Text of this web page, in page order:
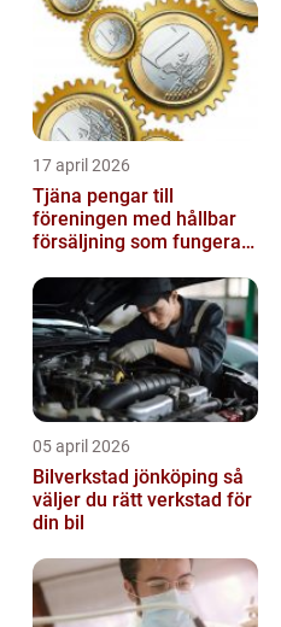
17 april 2026
Tjäna pengar till
föreningen med hållbar
försäljning som fungerar
05 april 2026
Bilverkstad jönköping så
väljer du rätt verkstad för
din bil